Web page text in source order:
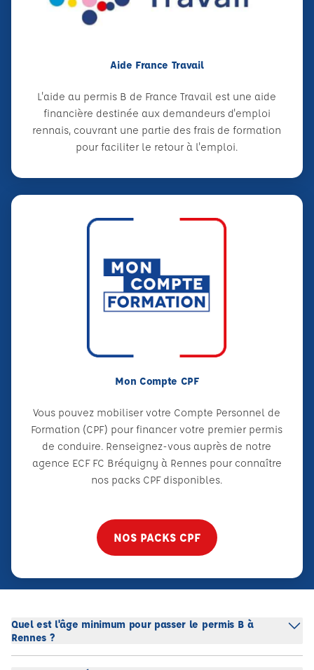
Aide France Travail
L'aide au permis B de France Travail est une aide
financière destinée aux demandeurs d'emploi
rennais, couvrant une partie des frais de formation
pour faciliter le retour à l'emploi.
Mon Compte CPF
Vous pouvez mobiliser votre Compte Personnel de
Formation (CPF) pour financer votre premier permis
de conduire. Renseignez-vous auprès de notre
agence ECF FC Bréquigny à Rennes pour connaître
nos packs CPF disponibles.
NOS PACKS CPF
Quel est l'âge minimum pour passer le permis B à
Rennes ?